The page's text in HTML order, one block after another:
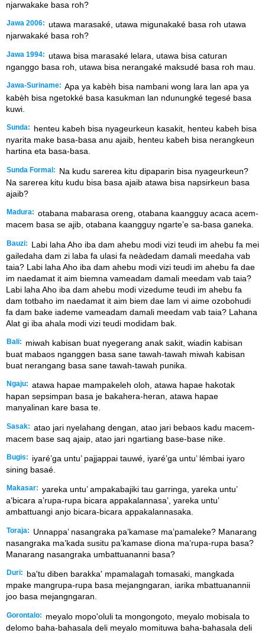
njarwakake basa roh?
Jawa 2006: utawa marasaké, utawa migunakaké basa roh utawa
njarwakaké basa roh?
Jawa 1994: utawa bisa marasaké lelara, utawa bisa caturan
nganggo basa roh, utawa bisa nerangaké maksudé basa roh mau.
Jawa-Suriname: Apa ya kabèh bisa nambani wong lara lan apa ya
kabèh bisa ngetokké basa kasukman lan ndunungké tegesé basa
kuwi.
Sunda:
henteu kabeh bisa nyageurkeun kasakit, henteu kabeh bisa
nyarita make basa-basa anu ajaib, henteu kabeh bisa nerangkeun
hartina eta basa-basa.
Sunda Formal:
Na kudu sarerea kitu dipaparin bisa nyageurkeun?
Na sarerea kitu kudu bisa basa ajaib atawa bisa napsirkeun basa
ajaib?
Madura: otabana mabarasa oreng, otabana kaangguy acaca acem-
macem basa se ajib, otabana kaangguy ngarte’e sa-basa ganeka.
Bauzi:
Labi laha Aho iba dam ahebu modi vizi teudi im ahebu fa mei
gailedaha dam zi laba fa ulasi fa neàdedam damali meedaha vab
taia? Labi laha Aho iba dam ahebu modi vizi teudi im ahebu fa dae
im naedamat it aim biemna vameadam damali meedam vab taia?
Labi laha Aho iba dam ahebu modi vizedume teudi im ahebu fa
dam totbaho im naedamat it aim biem dae lam vi aime ozobohudi
fa dam bake iademe vameadam damali meedam vab taia? Lahana
Alat gi iba ahala modi vizi teudi modidam bak.
Bali:
miwah kabisan buat nyegerang anak sakit, wiadin kabisan
buat mabaos nganggen basa sane tawah-tawah miwah kabisan
buat nerangang basa sane tawah-tawah punika.
Ngaju: atawa hapae mampakeleh oloh, atawa hapae hakotak
hapan sepsimpan basa je bakahera-heran, atawa hapae
manyalinan kare basa te.
Sasak: atao jari nyelahang dengan, atao jari bebaos kadu macem-
macem base saq ajaip, atao jari ngartiang base-base nike.
Bugis:
iyaré’ga untu’ pajjappai tauwé, iyaré’ga untu’ lémbai iyaro
sining basaé.
Makasar: yareka untu’ ampakabajiki tau garringa, yareka untu’
a’bicara a’rupa-rupa bicara appakalannasa’, yareka untu’
ambattuangi anjo bicara-bicara appakalannasaka.
Toraja:
Unnappa’ nasangraka pa’kamase ma’pamaleke? Manarang
nasangraka ma’kada susitu pa’kamase diona ma’rupa-rupa basa?
Manarang nasangraka umbattuananni basa?
Duri:
ba'tu diben barakka' mpamalagah tomasaki, mangkada
mpake mangrupa-rupa basa mejangngaran, iarika mbattuanannii
joo basa mejangngaran.
Gorontalo:
meyalo mopo'oluli ta mongongoto, meyalo mobisala to
delomo baha-bahasala deli meyalo momituwa baha-bahasala deli